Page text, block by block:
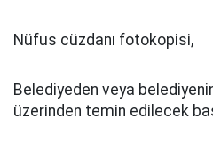
Nüfus cüzdanı fotokopisi,
Belediyeden veya
üzerinden temin edilecek